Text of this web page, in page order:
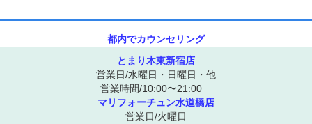
都内でカウンセリング
とまり木東新宿店
営業日/水曜日・日曜日・他
営業時間/10:00〜21:00
マリフォーチュン水道橋店
営業日/火曜日